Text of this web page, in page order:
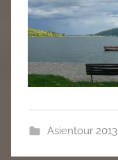
Asientour 2013